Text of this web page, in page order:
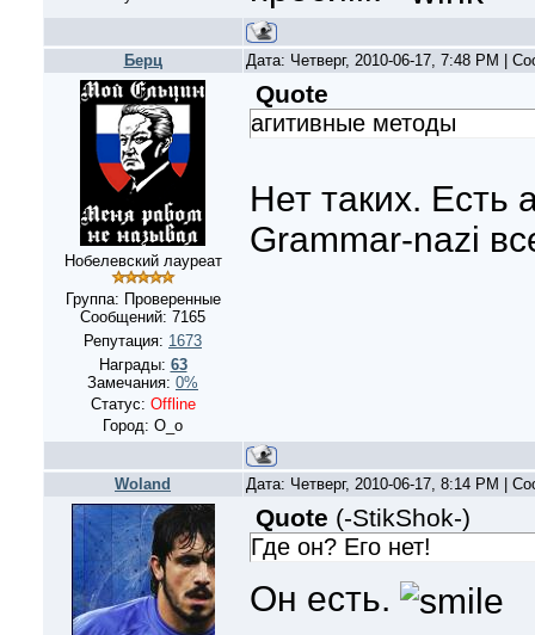
Берц Дата: Четверг, 2010-06-17, 7:48 PM |
Нобелевский лауреат
Группа: Проверенные
Сообщений: 7165
Репутация: 1673
Награды: 63
Замечания: 0%
Статус: Offline
Город: О_о
Quote
агитивные методы
Нет таких. Есть
Grammar-nazi
Woland Дата: Четверг, 2010-06-17, 8:14 PM |
Quote (-StikShok-)
Где он? Его нет!
Он есть.